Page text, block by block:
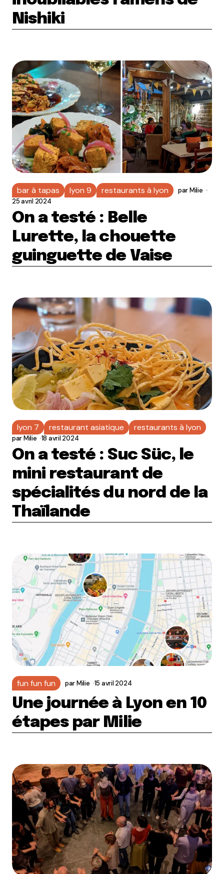
Nishiki
bar à tapas lyon 9 restaurants à lyon parMilie
25 avril 2024
On a testé : Belle
Lurette, la chouette
guinguette de Vaise
lyon 7 restaurant asiatique restaurants à lyon
parMilie 18 avril 2024
On a testé : Suc Süc, le
mini restaurant de
spécialités du nord de la
Thaïlande
fun fun fun parMilie 15 avril 2024
Une journée à Lyon en 10
étapes par Milie